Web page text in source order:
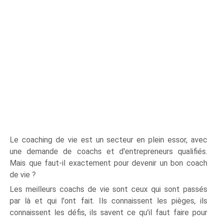
Le coaching de vie est un secteur en plein essor, avec
une demande de coachs et d'entrepreneurs qualifiés.
Mais que faut-il exactement pour devenir un bon coach
de vie ?
Les meilleurs coachs de vie sont ceux qui sont passés
par là et qui l'ont fait. Ils connaissent les pièges, ils
connaissent les défis, ils savent ce qu'il faut faire pour